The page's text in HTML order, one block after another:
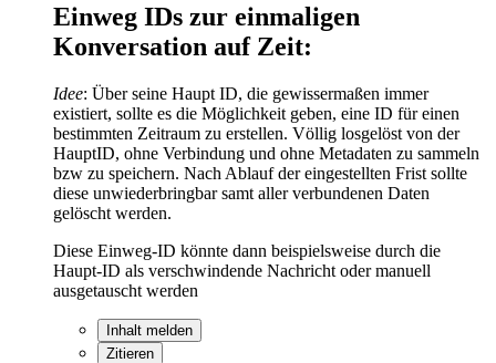
Einweg IDs zur einmaligen
Konversation auf Zeit:
Idee: Über seine Haupt ID, die gewissermaßen immer
existiert, sollte es die Möglichkeit geben, eine ID für einen
bestimmten Zeitraum zu erstellen. Völlig losgelöst von der
HauptID, ohne Verbindung und ohne Metadaten zu sammeln
bzw zu speichern. Nach Ablauf der eingestellten Frist sollte
diese unwiederbringbar samt aller verbundenen Daten
gelöscht werden.
Diese Einweg-ID könnte dann beispielsweise durch die
Haupt-ID als verschwindende Nachricht oder manuell
ausgetauscht werden
Inhalt melden
Zitieren